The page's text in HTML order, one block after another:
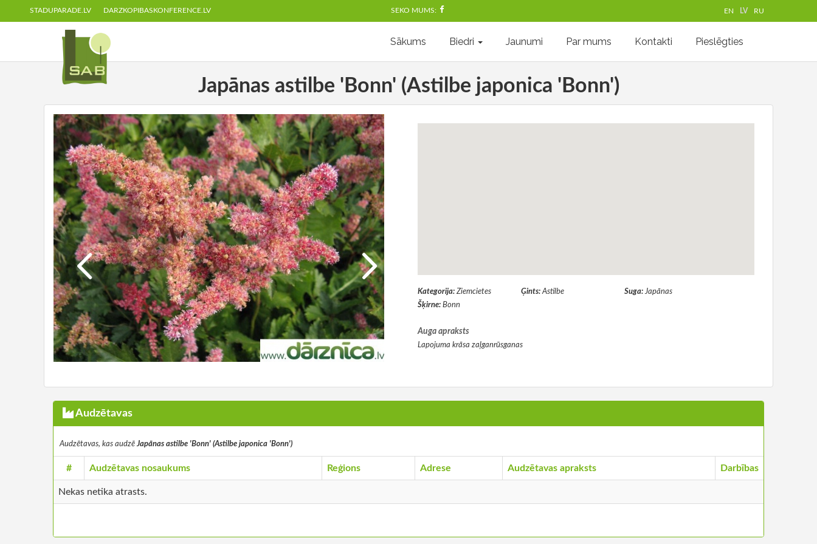
STADUPARADE.LV DARZKOPIBASKONFERENCE.LV SEKO MUMS: EN LV RU
Sākums Biedri Jaunumi Par mums Kontakti Pieslēgties
Japānas astilbe 'Bonn' (Astilbe japonica 'Bonn')
Kategorija: Ziemcietes Ģints: Astilbe Suga: Japānas
Šķirne: Bonn
Auga apraksts
Lapojuma krāsa zaļganrūsganas
Audzētavas
Audzētavas, kas audzē Japānas astilbe 'Bonn' (Astilbe japonica 'Bonn')
# Audzētavas nosaukums Reģions Adrese Audzētavas apraksts Darbības
Nekas netika atrasts.